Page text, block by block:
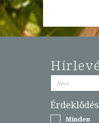
Minden